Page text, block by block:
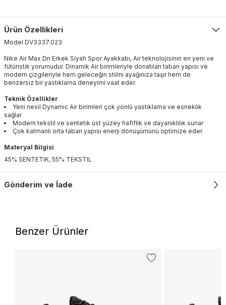
Ürün Özellikleri
Model DV3337.023
Nike Air Max Dn Erkek Siyah Spor Ayakkabı, Air teknolojisinin en yeni ve
fütüristik yorumudur. Dinamik Air birimleriyle donatılan taban yapısı ve
modern çizgileriyle hem geleceğin stilini ayağınıza taşır hem de
benzersiz bir yastıklama deneyimi vaat eder.
Teknik Özellikler
Yeni nesil Dynamic Air birimleri çok yönlü yastıklama ve esneklik
sağlar
Modern tekstil ve sentetik üst yüzey hafiflik ve dayanıklılık sunar
Çok katmanlı orta taban yapısı enerji dönüşümünü optimize eder
Materyal Bilgisi
45% SENTETIK, 55% TEKSTIL
Gönderim ve İade
Benzer Ürünler